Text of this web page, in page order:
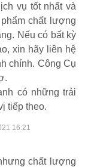
vụ tốt nhất và
chất lượng
Nếu có bất kỳ
xin hãy liên hệ
chính. Công Cụ
có những trải
tiếp theo.
16:21
chất lượng